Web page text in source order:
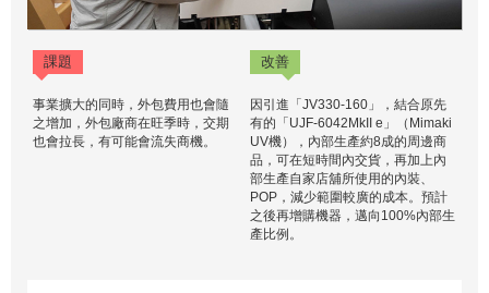
課題 改善
事業擴大的同時，外包費用也會隨
之增加，外包廠商在旺季時，交期
也會拉長，有可能會流失商機。
因引進「JV330-160」，結合原先
有的「UJF-6042MkII e」（Mimaki
UV機），內部生產約8成的周邊商
品，可在短時間內交貨，再加上內
部生產自家店舖所使用的內裝、
POP，減少範圍較廣的成本。預計
之後再增購機器，邁向100%內部生
產比例。